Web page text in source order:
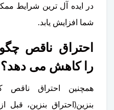
در ایده آل ترین شرایط
شما افزایش یابد.
احتراق ناقص
را کاهش می دهد؟
همچنین احتراق
بنزین(احتراق بنزین،